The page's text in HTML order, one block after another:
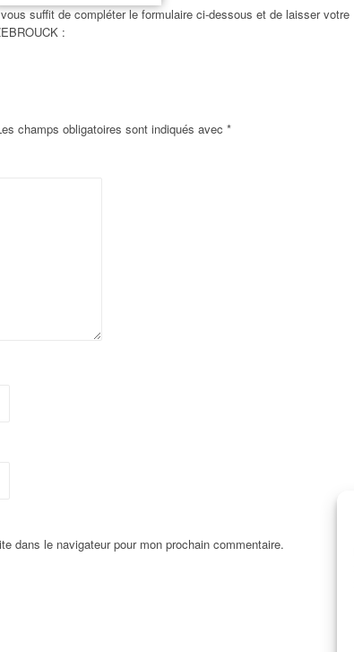
suffit de compléter le formulaire ci-dessous et de laisser votre
:
champs obligatoires sont indiqués avec *
dans le navigateur pour mon prochain commentaire.